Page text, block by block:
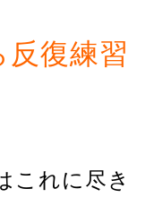
復練習
これに尽き